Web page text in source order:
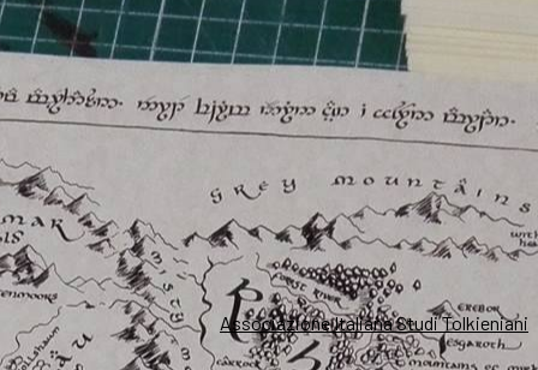
Associazione Italiana Studi Tolkieniani